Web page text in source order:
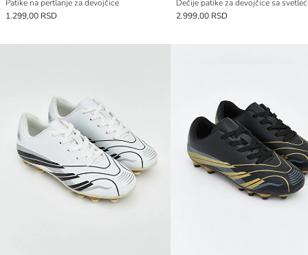
Patike na pertlanje za devojčice
1.299,00 RSD
2.999,00 RSD